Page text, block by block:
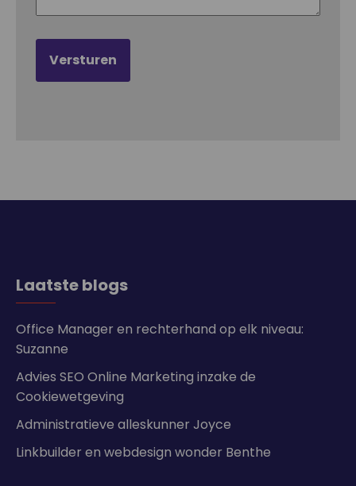
Laatste blogs
Office Manager en rechterhand op elk niveau:
Suzanne
Advies SEO Online Marketing inzake de
Cookiewetgeving
Administratieve alleskunner Joyce
Linkbuilder en webdesign wonder Benthe